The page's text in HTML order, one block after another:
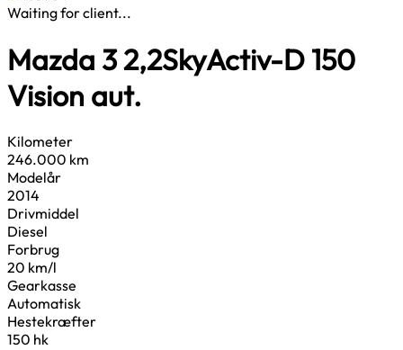
Waiting for client...
Mazda 32,2SkyActiv-D 150
Vision aut.
Kilometer
246.000 km
Modelår
2014
Drivmiddel
Diesel
Forbrug
20 km/l
Gearkasse
Automatisk
Hestekræfter
150 hk